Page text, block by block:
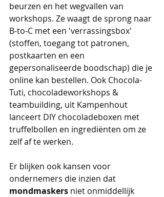
beurzen en het wegvallen van
workshops. Ze waagt de sprong naar
B-to-C met een 'verrassingsbox'
(stoffen, toegang tot patronen,
postkaarten en een
gepersonaliseerde boodschap) die je
online kan bestellen. Ook Chocola-
Tuti, chocoladeworkshops &
teambuilding, uit Kampenhout
lanceert DIY chocoladeboxen met
truffelbollen en ingrediënten om ze
zelf af te werken.
Er blijken ook kansen voor
ondernemers die inzien dat
mondmaskers niet onmiddellijk